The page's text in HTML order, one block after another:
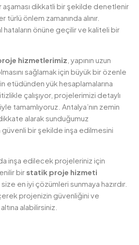
aşaması dikkatli bir şekilde denetlenir
önlem zamanında alınır.
hataların önüne geçilir ve kaliteli bir
hizmetlerimiz , yapının uzun
sağlamak için büyük bir özenle
etüdünden yük hesaplamalarına
çalışıyor, projelerimizi detaylı
tamamlıyoruz. Antalya’nın zemin
alarak sunduğumuz
güvenli bir şekilde inşa edilmesini
inşa edilecek projeleriniz için
bir statik proje hizmeti
size en iyi çözümleri sunmaya hazırdır.
projenizin güvenliğini ve
altına alabilirsiniz.